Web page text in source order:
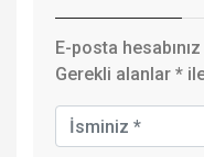
E-posta
Gerekli alanlar *